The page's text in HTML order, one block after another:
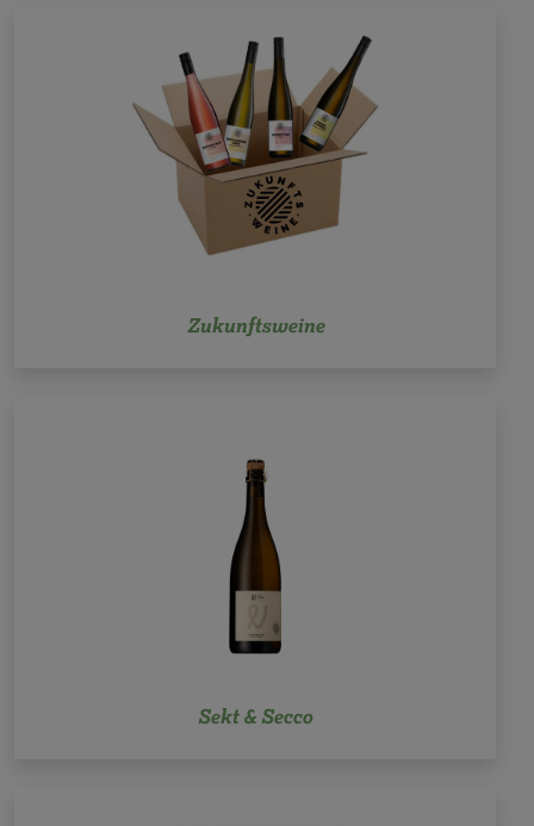
Zukunftsweine
Sekt & Secco